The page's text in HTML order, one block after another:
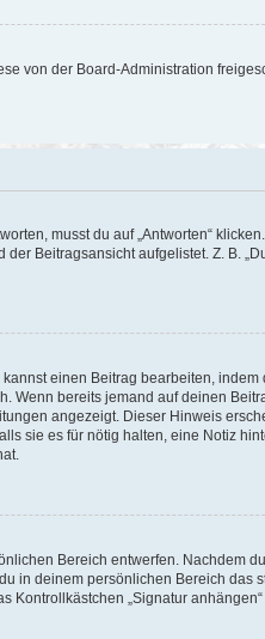
von der Board-Administration
musst du auf „Antworten“
Beitragsansicht aufgelistet. Z. B.
einen Beitrag bearbeiten, indem
Wenn bereits jemand auf deinen
angezeigt. Dieser Hinweis
sie es für nötig halten, eine Notiz
Bereich entwerfen. Nachdem
in deinem persönlichen Bereich das
„Signatur